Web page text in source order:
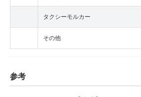
タクシーモルカー
その他
参考